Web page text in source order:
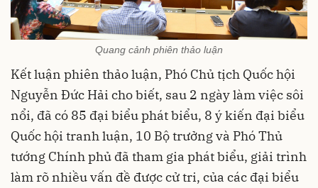
Quang cảnh phiên thảo luận
Kết luận phiên thảo luận, Phó Chủ tịch Quốc hội
Nguyễn Đức Hải cho biết, sau 2 ngày làm việc sôi
nổi, đã có 85 đại biểu phát biểu, 8 ý kiến đại biểu
Quốc hội tranh luận, 10 Bộ trưởng và Phó Thủ
tướng Chính phủ đã tham gia phát biểu, giải trình
làm rõ nhiều vấn đề được cử tri, của các đại biểu